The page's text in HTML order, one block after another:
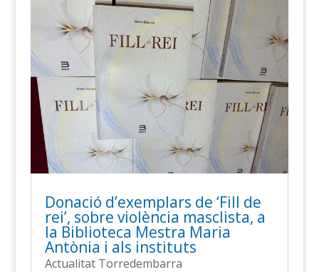
Donació d’exemplars de ‘Fill de
rei’, sobre violència masclista, a
la Biblioteca Mestra Maria
Antònia i als instituts
Actualitat Torredembarra